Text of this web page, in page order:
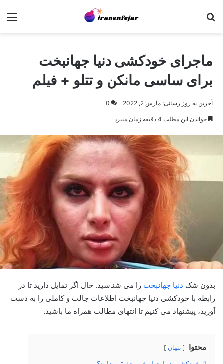
ماجرای خودکشی دنیا جهانبخت
برای ساسی مانکن و تتلو + فیلم
آخرین به روز رسانی: مارس 2, 2022 0
خواندن این مطلب 4 دقیقه زمان میبرد
بدون شک دنیا جهانبخت را می شناسید. حال اگر تمایل دارید تا در
رابطه با خودکشی دنیا جهانبخت اطلاعات جالب و کاملی را به دست
آورید، پیشنهاد می کنیم تا انتهای مطالب همراه ما باشید.
محتوا پنهان